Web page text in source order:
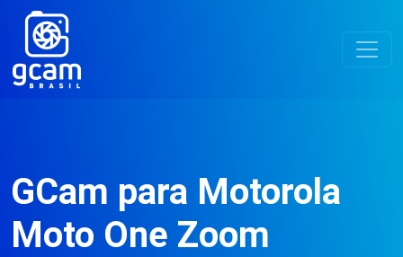
GCam para Motorola
Moto One Zoom